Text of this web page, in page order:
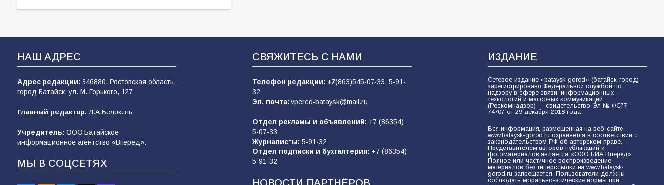
2026 году после выборов: в
98 06.08.2026
«Слухами Москву не возьмёшь»:
почему заявления Киева о
мобилизации — это отчаяние, а не
разведка
81 02.08.2026
В детском саду № 35 дети
освоили строительные профессии
НАШ АДРЕС
Адрес редакции: 346880, Ростовская область,
город Батайск, ул. М. Горького, 127
Главный редактор: Л.А.Белоконь
Учредитель: ООО Батайское
информационное агентство «Вперёд».
МЫ В СОЦСЕТЯХ
СВЯЖИТЕСЬ С НАМИ
Телефон редакции: +7(863)545-07-33, 5-91-
32
Эл. почта: vpered-bataysk@mail.ru
Отдел рекламы и объявлений: +7 (86354)
5-07-33
Журналисты: 5-91-32
Отдел подписки и бухгалтерия: +7 (86354)
5-91-32
НОВОСТИ ПАРТНЁРОВ
ИЗДАНИЕ
Сетевое издание «bataysk-gorod» (батайск-город)
зарегистрировано Федеральной службой по
надзору в сфере связи, информационных
технологий и массовых коммуникаций
(Роскомнадзор) — свидетельство Эл № ФС77-
74707 от 29 декабря 2018 года.
Вся информация, размещенная на веб-сайте
www.bataysk-gorod.ru охраняется в соответствии с
законодательством РФ об авторском праве.
Представителем авторов публикаций и
фотоматериалов является «ООО БИА Вперёд».
Полное или частичное воспроизведение
материалов без гиперссылки на www.bataysk-
gorod.ru запрещается. Пользователи должны
соблюдать морально-этические нормы при